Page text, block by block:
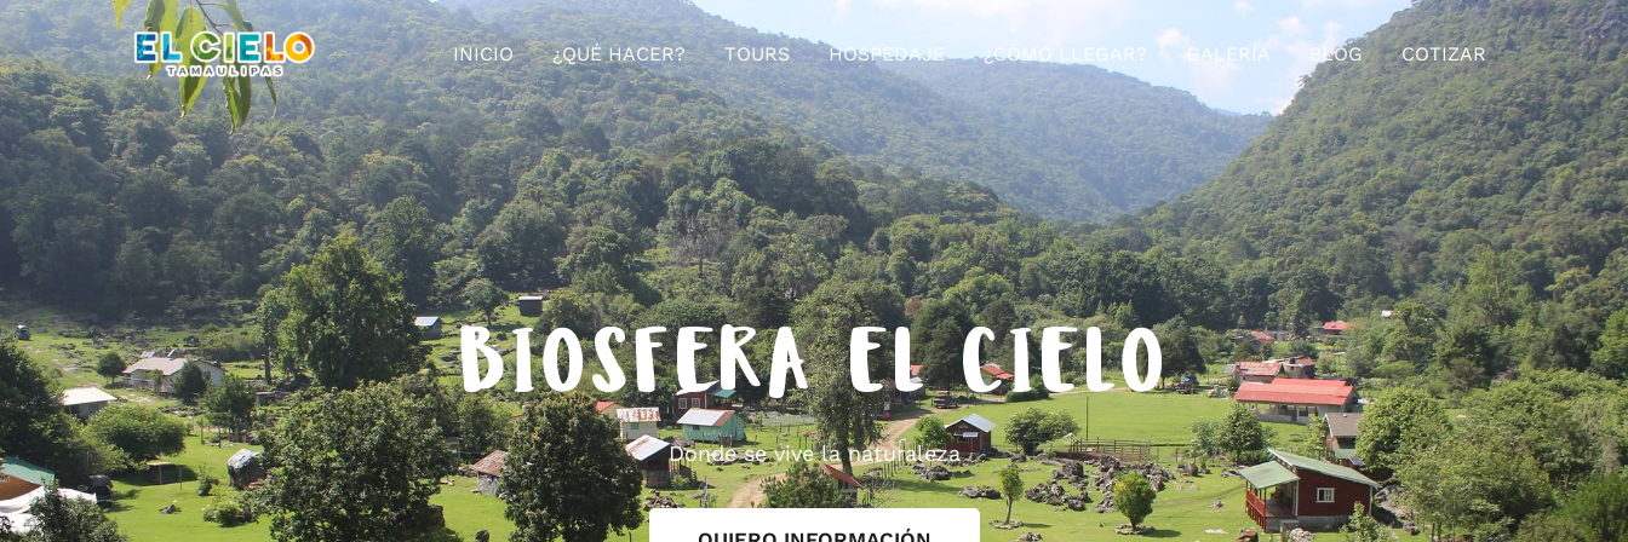
INICIO ¿QUÉ HACER? TOURS HOSPEDAJE ¿CÓMO LLEGAR? GALERÍA BLOG COTIZAR
BIOSFERA EL CIELO
Donde se vive la naturaleza